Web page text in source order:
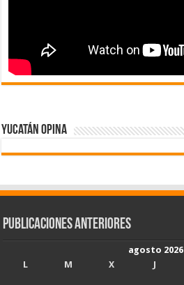
Yucatán Opina
Publicaciones Anteriores
agosto 2026
L
M X J